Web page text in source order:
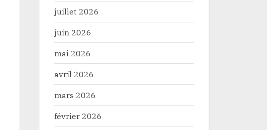
juillet 2026
juin 2026
mai 2026
avril 2026
mars 2026
février 2026